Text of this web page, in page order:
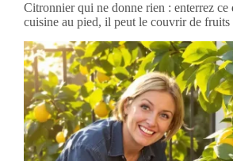
Citronnier qui ne donne rien : enterrez ce
cuisine au pied, il peut le couvrir de fruits